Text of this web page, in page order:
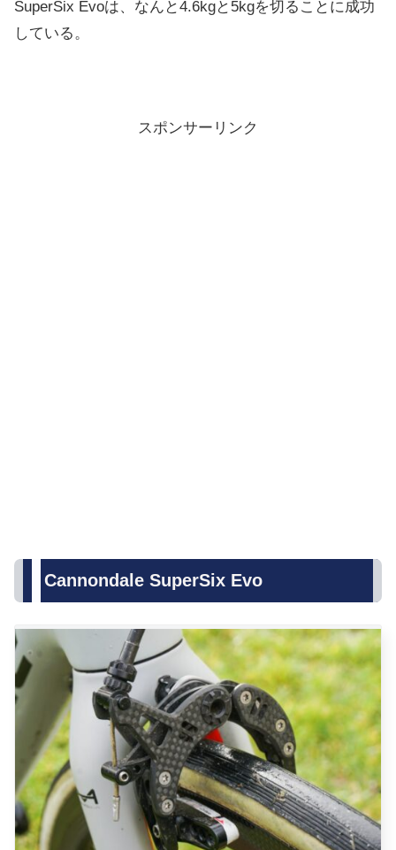
SuperSix Evoは、なんと4.6kgと5kgを切ることに成功
している。
スポンサーリンク
Cannondale SuperSix Evo